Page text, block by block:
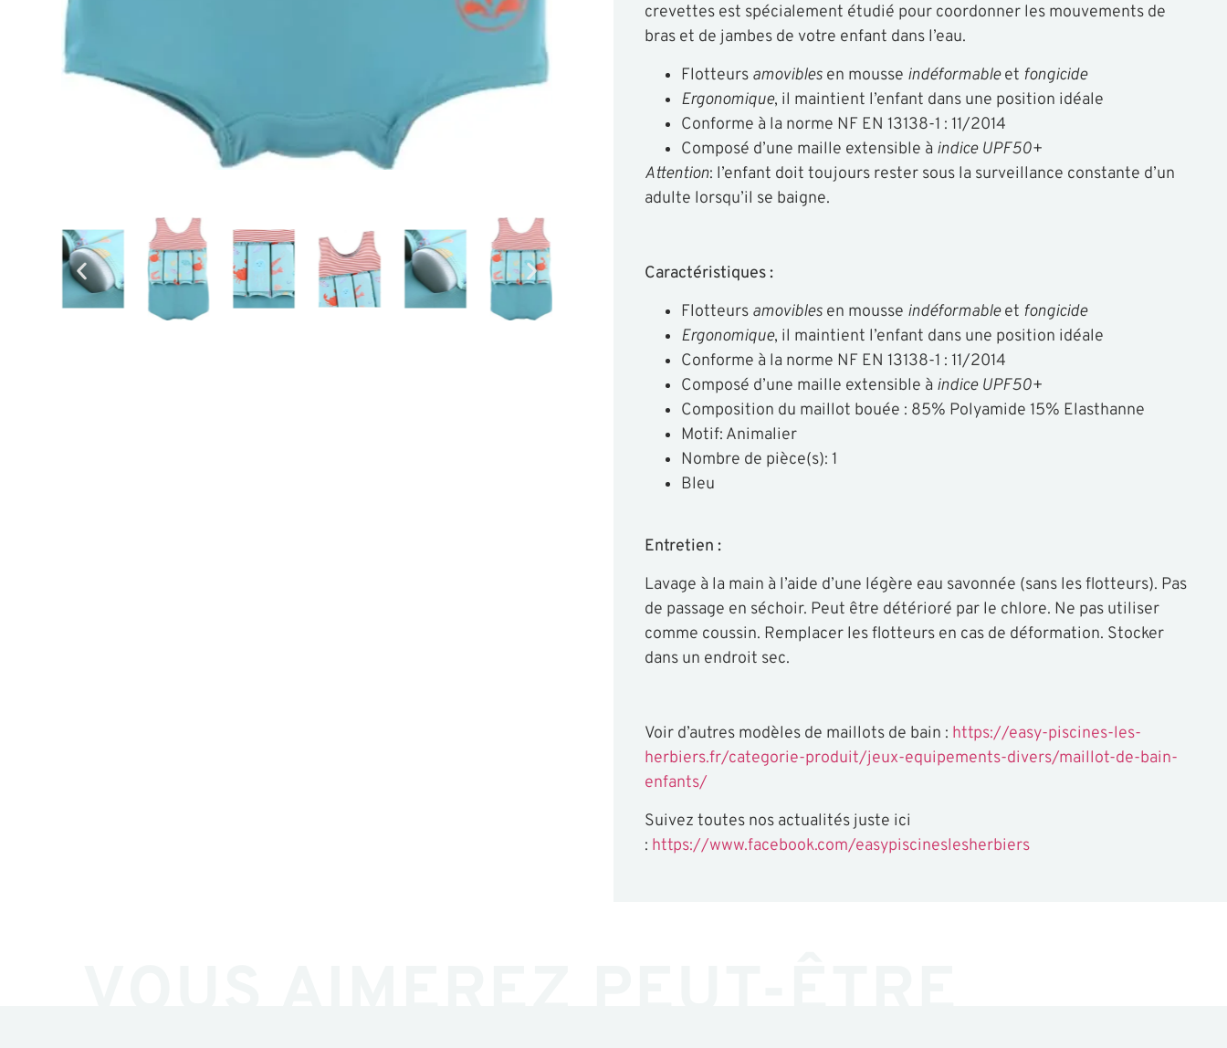
crevettes est spécialement étudié pour coordonner les mouvements de
bras et de jambes de votre enfant dans l’eau.
Flotteurs amoviblesen mousse indéformableet fongicide
Ergonomique, il maintient l’enfant dans une position idéale
Conforme à la norme NF EN 13138-1 : 11/2014
Composé d’une maille extensible à indice UPF50+
Attention: l’enfant doit toujours rester sous la surveillance constante d’un
adulte lorsqu’il se baigne.
Caractéristiques :
Flotteurs amoviblesen mousse indéformableet fongicide
Ergonomique, il maintient l’enfant dans une position idéale
Conforme à la norme NF EN 13138-1 : 11/2014
Composé d’une maille extensible à indice UPF50+
Composition du maillot bouée : 85% Polyamide 15% Elasthanne
Motif: Animalier
Nombre de pièce(s): 1
Bleu
Entretien :
Lavage à la main à l’aide d’une légère eau savonnée (sans les flotteurs). Pas
de passage en séchoir. Peut être détérioré par le chlore. Ne pas utiliser
comme coussin. Remplacer les flotteurs en cas de déformation. Stocker
dans un endroit sec.
Voir d’autres modèles de maillots de bain : https://easy-piscines-les-
herbiers.fr/categorie-produit/jeux-equipements-divers/maillot-de-bain-
enfants/
Suivez toutes nos actualités juste ici
: https://www.facebook.com/easypiscineslesherbiers